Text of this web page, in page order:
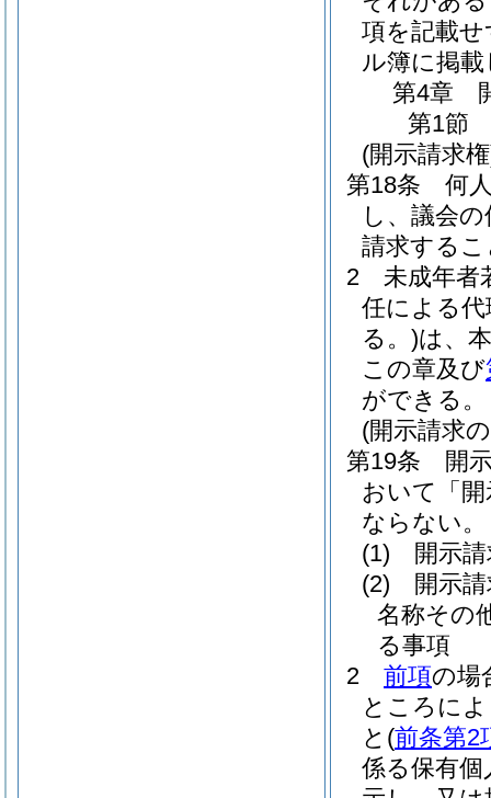
項を記載
ル簿に掲
第4章
第1節
(開示請求
第18条
何
し、議会
請求する
2
未成年者
任による代
る。)は、
この章及び
ができる。
(開示請求
第19条
開
おいて「
ならない。
(1)
開示
(2)
開示
名称その
る事項
2
前項の場
ところに
と (前条第2
係る保有